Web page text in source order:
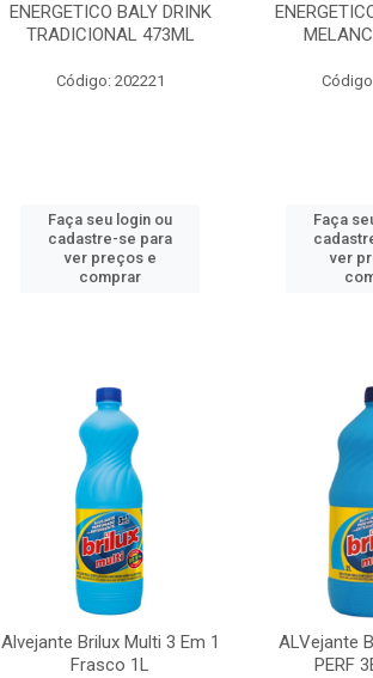
ENERGETICO BALY DRINK
TRADICIONAL 473ML
Código: 202221
Faça seu login ou
cadastre-se para
ver preços e
comprar
Faça
ver
Alvejante Brilux Multi 3 Em 1
Frasco 1L
ALVejante
PERF